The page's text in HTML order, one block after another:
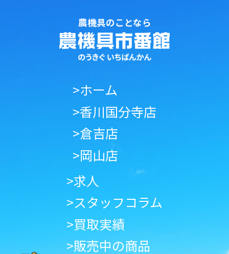
農機具のことなら
>ホーム
>香川国分寺店
>倉吉店
>岡山店
>求人
>スタッフコラム
>買取実績
>販売中の商品